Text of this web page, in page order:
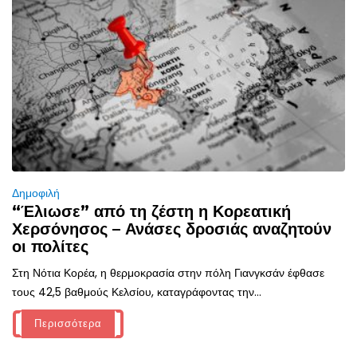
Δημοφιλή
“Έλιωσε” από τη ζέστη η Κορεατική
Χερσόνησος – Ανάσες δροσιάς αναζητούν
οι πολίτες
Στη Νότια Κορέα, η θερμοκρασία στην πόλη Γιανγκσάν έφθασε
τους 42,5 βαθμούς Κελσίου, καταγράφοντας την...
Περισσότερα